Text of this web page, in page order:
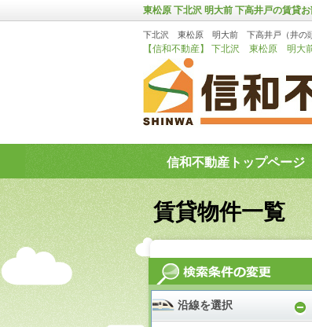
沿線を選択
東松原 下北沢 明大前 下高井戸の賃貸
下北沢 東松原 明大前 下高井戸（井の頭
【信和不動産】 下北沢 東松原 明大
信和不動産トップページ
賃貸物件一覧